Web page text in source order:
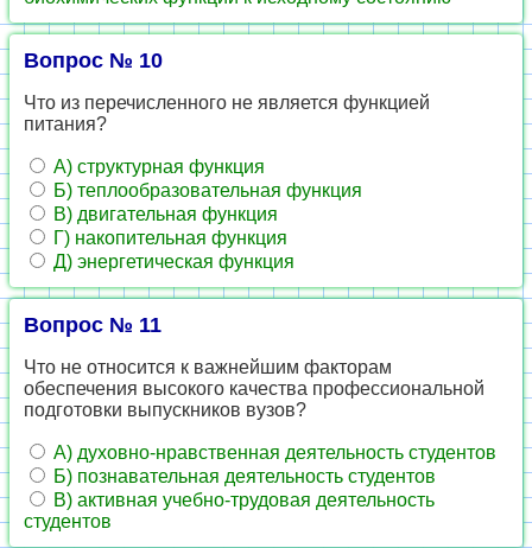
Вопрос № 10
Что из перечисленного не является функцией
питания?
А) структурная функция
Б) теплообразовательная функция
В) двигательная функция
Г) накопительная функция
Д) энергетическая функция
Вопрос № 11
Что не относится к важнейшим факторам
обеспечения высокого качества профессиональной
подготовки выпускников вузов?
А) духовно-нравственная деятельность студентов
Б) познавательная деятельность студентов
В) активная учебно-трудовая деятельность
студентов